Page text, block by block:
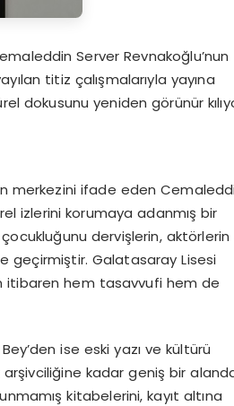
Server Revnakoğlu’nun
titiz çalışmalarıyla yayına
dokusunu yeniden görünür
merkezini ifade eden
izlerini korumaya adanmış bir
çocukluğunu dervişlerin, aktörlerin
geçirmiştir. Galatasaray Lisesi
itibaren hem tasavvufi hem de
ise eski yazı ve kültürü
kadar geniş bir
kitabelerini, kayıt altına